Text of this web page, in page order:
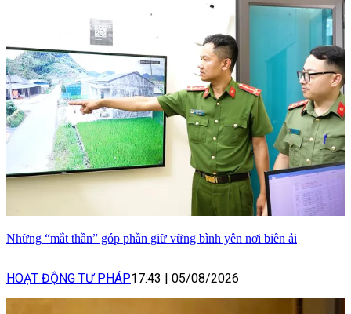
Những “mắt thần” góp phần giữ vững bình yên nơi biên ải
HOẠT ĐỘNG TƯ PHÁP17:43 05/08/2026